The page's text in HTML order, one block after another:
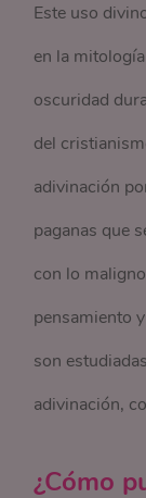
Este uso
en la
oscuridad
del
adivinación
paganas que
con lo
pensamiento
son
adivinación,
¿Cómo